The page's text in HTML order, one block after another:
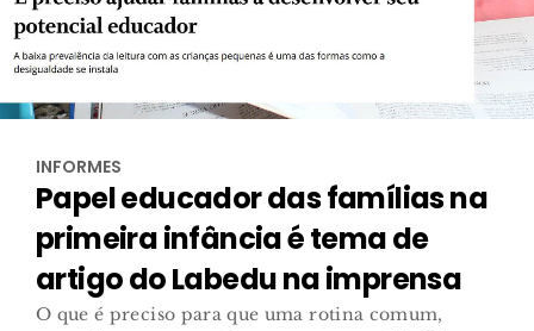
INFORMES
Papel educador das famílias na
primeira infância é tema de
artigo do Labedu na imprensa
O que é preciso para que uma rotina comum,